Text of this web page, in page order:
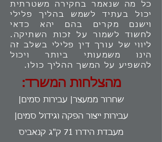
כל מה שנאמר בחקירה משטרתית
יכול בעתיד לשמש בהליך פלילי
וישנם מקרים בהם יהא כדאי
לחשוד לשמור על זכות השתיקה.
ליווי של עורך דין פלילי בשלב זה
הינו משמעותי ביותר ויכול
להשפיע על המשך ההליך כולו.
מהצלחות המשרד:
שחרור ממעצר| עבירות סמים|
עבירות ייצור הפקה וגידול סמים|
מעבדת הידרו 71 ק"ג קנאביס